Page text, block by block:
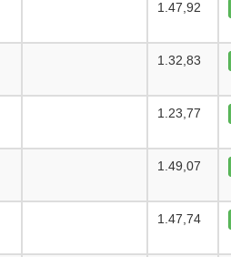
1.47,92
1.32,83
1.23,77
1.49,07
1.47,74